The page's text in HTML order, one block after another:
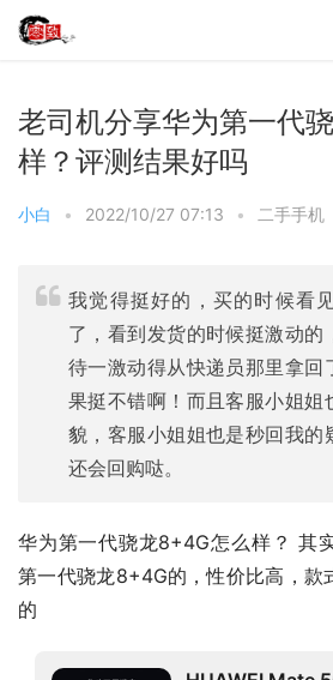
老司机分享华为第一代
样？评测结果好吗
小白 • 2022/10/27 07:13 • 二手手机
我觉得挺好的，买的时候看
了，看到发货的时候挺激动的
待一激动得从快递员那里拿回
果挺不错啊！而且客服小姐姐
貌，客服小姐姐也是秒回我的
还会回购哒。
华为第一代骁龙8+4G怎么样？ 其
第一代骁龙8+4G的，性价比高，款
的